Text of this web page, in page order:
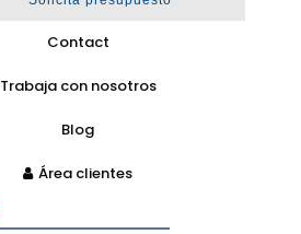
Contact
Trabaja con nosotros
Blog
Área clientes